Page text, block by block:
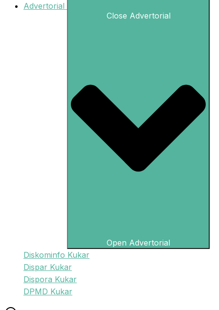
Advertorial
Close Advertorial
Open Advertorial
Diskominfo Kukar
Dispar Kukar
Dispora Kukar
DPMD Kukar